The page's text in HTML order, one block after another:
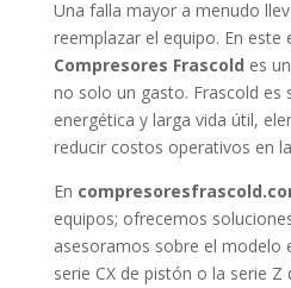
Una falla mayor a menudo
reemplazar el equipo. En este
Compresores Frascold es
no solo un gasto. Frascold es
energética y larga vida útil,
reducir costos operativos en
En
equipos; ofrecemos
asesoramos sobre el modelo
serie CX de pistón o la serie